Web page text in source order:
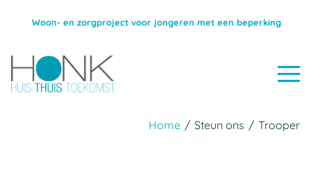
Woon- en zorgproject voor jongeren met een beperking
Home / Steun ons / Trooper